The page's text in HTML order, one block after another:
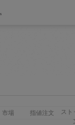
市場 指値注文
スト